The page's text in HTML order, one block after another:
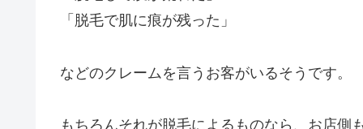
「脱毛で肌に痕が残った」
などのクレームを言うお客がいるそうです。
もちろんそれが脱毛によるものなら、お店側